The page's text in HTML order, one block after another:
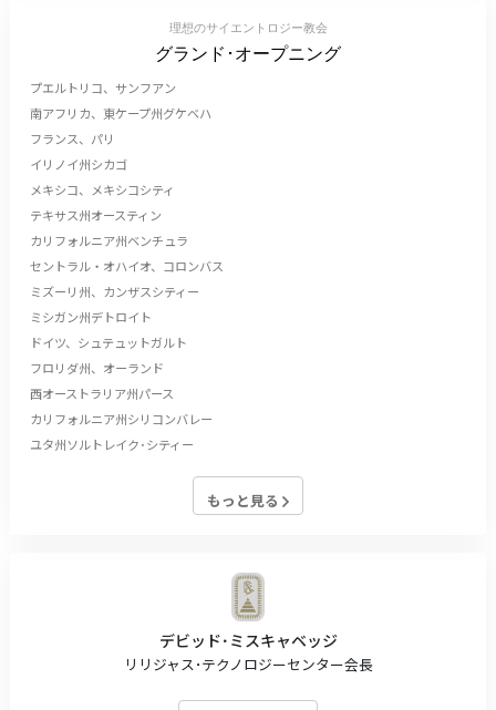
理想のサイエントロジー教会
グランド･オープニング
プエルトリコ、サンフアン
南アフリカ、東ケープ州グケベハ
フランス、パリ
イリノイ州シカゴ
メキシコ、メキシコシティ
テキサス州オースティン
カリフォルニア州ベンチュラ
セントラル・オハイオ、コロンバス
ミズーリ州、カンザスシティー
ミシガン州デトロイト
ドイツ、シュテュットガルト
フロリダ州、オーランド
西オーストラリア州パース
カリフォルニア州シリコンバレー
ユタ州ソルトレイク･シティー
もっと見る
デビッド･ミスキャベッジ
リリジャス･テクノロジーセンター会長